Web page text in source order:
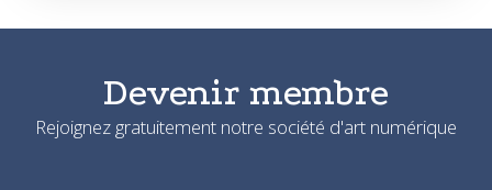
Devenir membre
Rejoignez gratuitement notre société d'art numérique